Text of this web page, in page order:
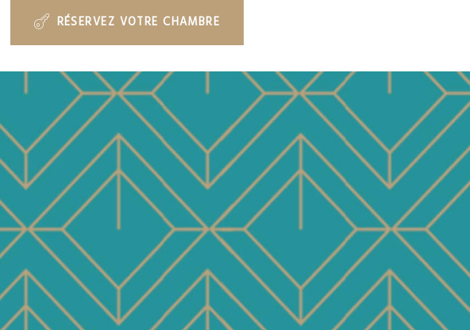
RÉSERVEZ VOTRE CHAMBRE